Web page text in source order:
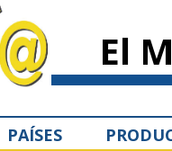
El
PAÍSES